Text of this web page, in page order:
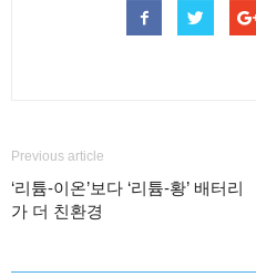
Previous article
‘리튬-이온’보다 ‘리튬-황’ 배터리
가 더 친환경